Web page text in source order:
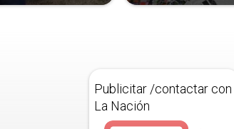
Publicitar /contactar con
La Nación